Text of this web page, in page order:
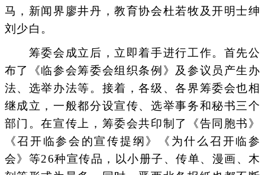
马，新闻界廖井丹，教育协会杜若牧及开明士绅
刘少白。
筹委会成立后，立即着手进行工作。首先公
布了《临参会筹委会组织条例》及参议员产生办
法、选举办法等。接着，各级、各界筹委会也相
继成立，一般都分设宣传、选举事务和秘书三个
部门。在宣传上，筹委会共印制了《告同胞书》
《召开临参会的宣传提纲》《为什么召开临参
会》等26种宣传品，以小册子、传单、漫画、木